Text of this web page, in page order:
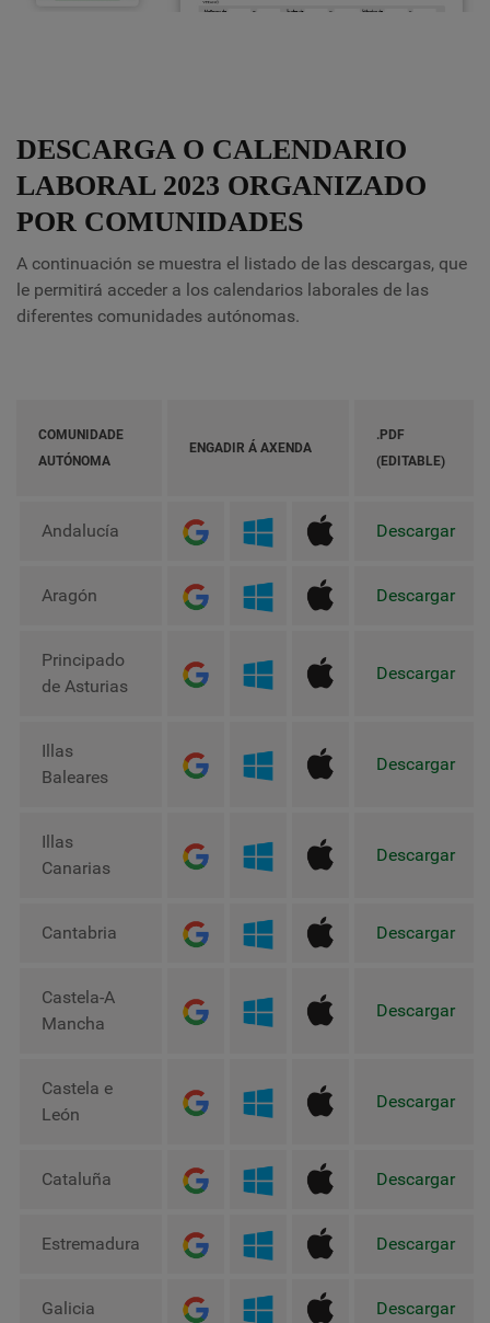
DESCARGA O CALENDARIO
LABORAL 2023 ORGANIZADO
POR COMUNIDADES
A continuación se muestra el listado de las descargas, que
le permitirá acceder a los calendarios laborales de las
diferentes comunidades autónomas.
COMUNIDADE
AUTÓNOMA
ENGADIR Á AXENDA
.PDF
(EDITABLE)
Andalucía Descargar
Aragón Descargar
Principado
de Asturias
Descargar
Illas
Baleares
Descargar
Illas
Canarias
Descargar
Cantabria Descargar
Castela-A
Mancha
Descargar
Castela e
León
Descargar
Cataluña Descargar
Estremadura Descargar
Galicia Descargar